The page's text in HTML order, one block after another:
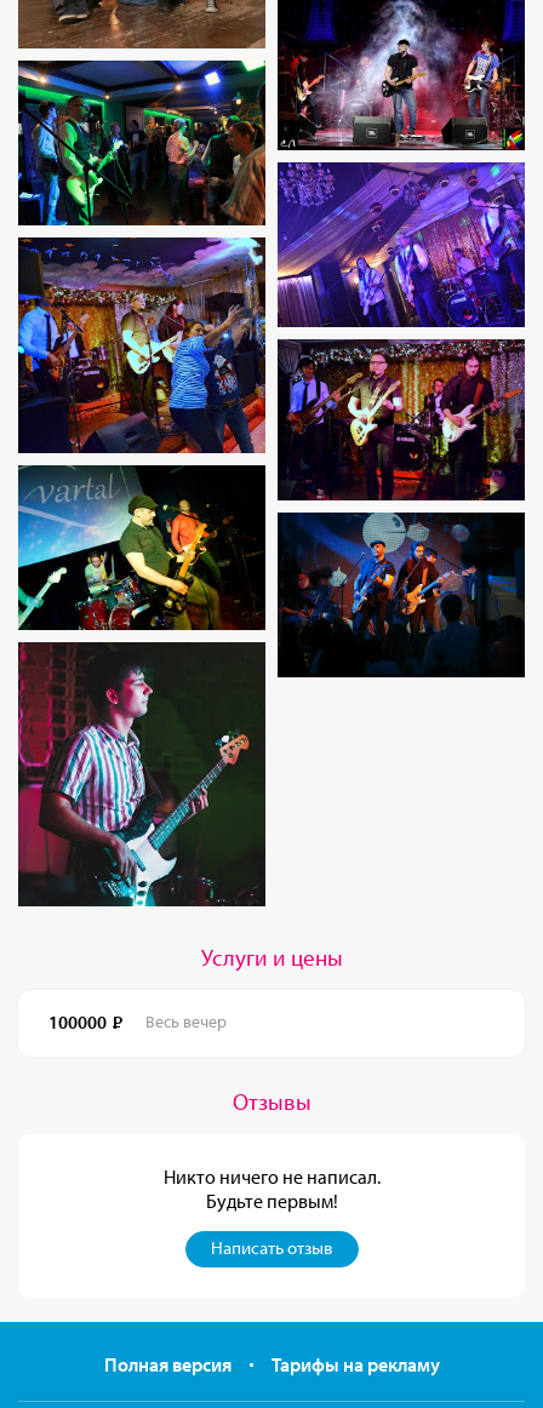
Услуги и цены
100000 Весь вечер
Отзывы
Никто ничего не написал.
Будьте первым!
Написать отзыв
Полная версия Тарифы на рекламу